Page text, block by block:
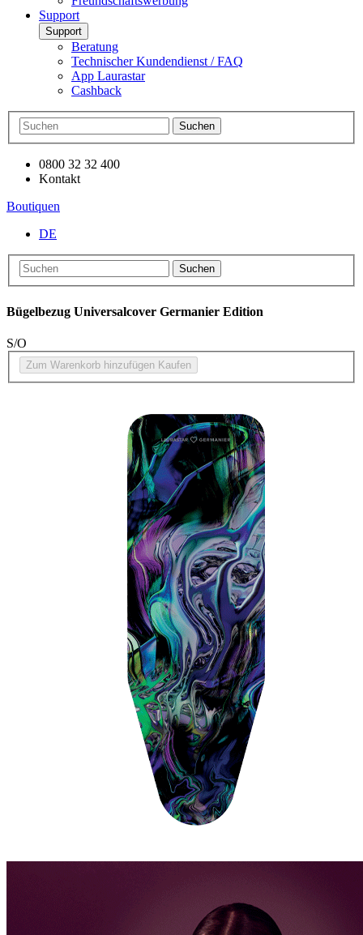
Support
Support
Beratung
Technischer Kundendienst / FAQ
App Laurastar
Cashback
Suchen
0800 32 32 400
Kontakt
Boutiquen
DE
Suchen
Bügelbezug Universalcover Germanier Edition
S/O
Zum Warenkorb hinzufügen Kaufen